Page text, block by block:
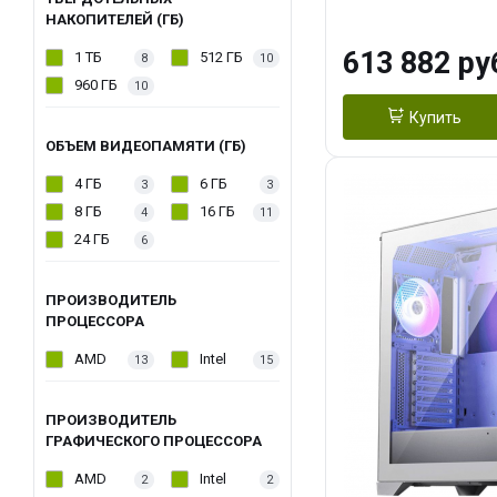
НАКОПИТЕЛЕЙ (ГБ)
1 ТБ 8 512 ГБ 10
960 ГБ 10
ОБЪЕМ ВИДЕОПАМЯТИ (ГБ)
4 ГБ 3 6 ГБ 3
8 ГБ 4 16 ГБ 11
24 ГБ 6
ПРОИЗВОДИТЕЛЬ
ПРОЦЕССОРА
AMD 13 Intel 15
ПРОИЗВОДИТЕЛЬ
ГРАФИЧЕСКОГО ПРОЦЕССОРА
AMD 2 Intel 2
Turbo/ 960 ГБ
613 882
Купить